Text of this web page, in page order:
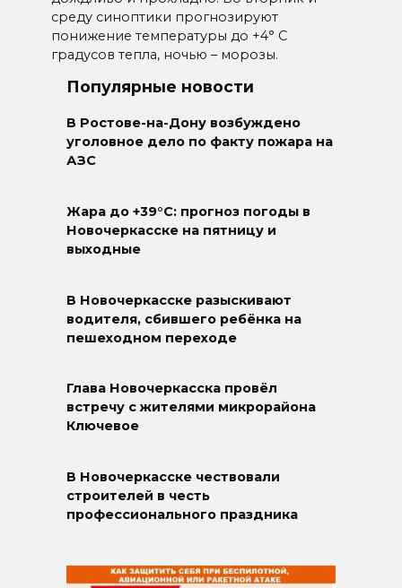
среду синоптики прогнозируют
понижение температуры до +4° С
градусов тепла, ночью – морозы.
Популярные новости
В Ростове-на-Дону возбуждено
уголовное дело по факту пожара на
АЗС
Жара до +39°C: прогноз погоды в
Новочеркасске на пятницу и
выходные
В Новочеркасске разыскивают
водителя, сбившего ребёнка на
пешеходном переходе
Глава Новочеркасска провёл
встречу с жителями микрорайона
Ключевое
В Новочеркасске чествовали
строителей в честь
профессионального праздника